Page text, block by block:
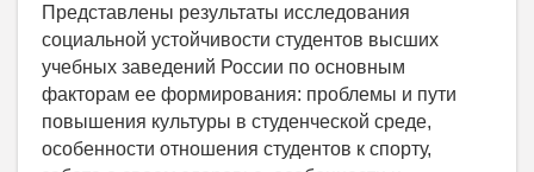
Представлены результаты исследования
социальной устойчивости студентов высших
учебных заведений России по основным
факторам ее формирования: проблемы и пути
повышения культуры в студенческой среде,
особенности отношения студентов к спорту,